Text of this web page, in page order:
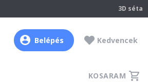
3D séta
Belépés Kedvencek
KOSARAM